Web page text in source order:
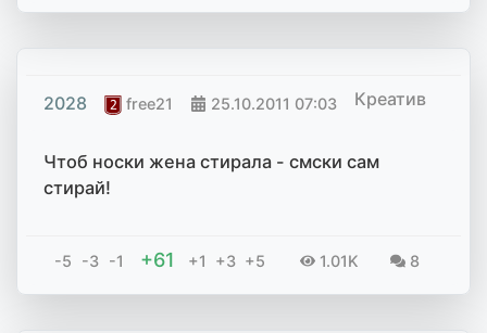
2028 free21 25.10.2011 07:03 Креатив
Чтоб носки жена стирала - смски сам
стирай!
-5 -3 -1 +61 +1 +3 +5 1.01K 8